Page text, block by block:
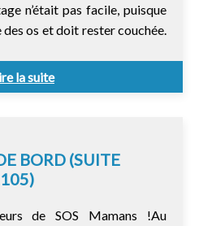
n’était pas facile, puisque
des os et doit rester couchée.
la suite
BORD (SUITE
105)
de SOS Mamans !Au